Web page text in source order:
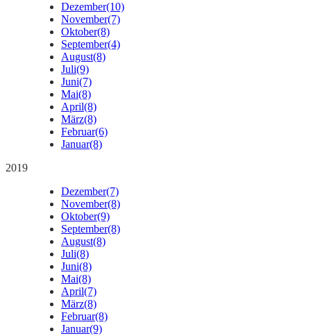
Dezember(10)
November(7)
Oktober(8)
September(4)
August(8)
Juli(9)
Juni(7)
Mai(8)
April(8)
März(8)
Februar(6)
Januar(8)
2019
Dezember(7)
November(8)
Oktober(9)
September(8)
August(8)
Juli(8)
Juni(8)
Mai(8)
April(7)
März(8)
Februar(8)
Januar(9)